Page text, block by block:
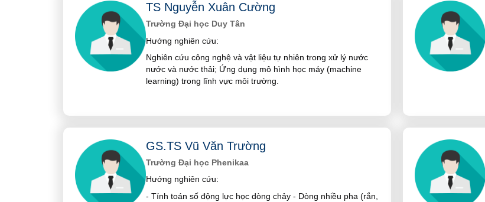
TS Nguyễn Xuân Cường
Trường Đại học Duy Tân
Hướng nghiên cứu:
Nghiên cứu công nghệ và vật liệu tự nhiên trong xử lý nước
nước và nước thải; Ứng dụng mô hình học máy (machine
learning) trong lĩnh vực môi trường.
GS.TS Vũ Văn Trường
Trường Đại học Phenikaa
Hướng nghiên cứu:
- Tính toán số động lực học dòng chảy - Dòng nhiều pha (rắn,